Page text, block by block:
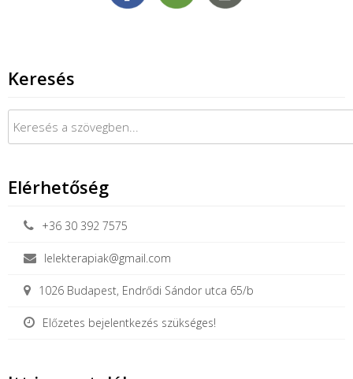
Keresés
Keresés:
Elérhetőség
+36 30 392 7575
lelekterapiak@gmail.com
1026 Budapest, Endrődi Sándor utca 65/b
Előzetes bejelentkezés szükséges!